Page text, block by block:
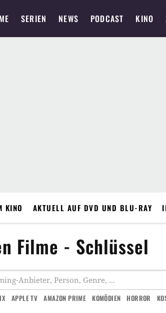
SERIEN NEWS PODCAST KINO
KINO AKTUELL AUF DVD UND BLU-RAY
Filme - Schlüssel
APPLE TV AMAZON PRIME KOMÖDIEN HORROR